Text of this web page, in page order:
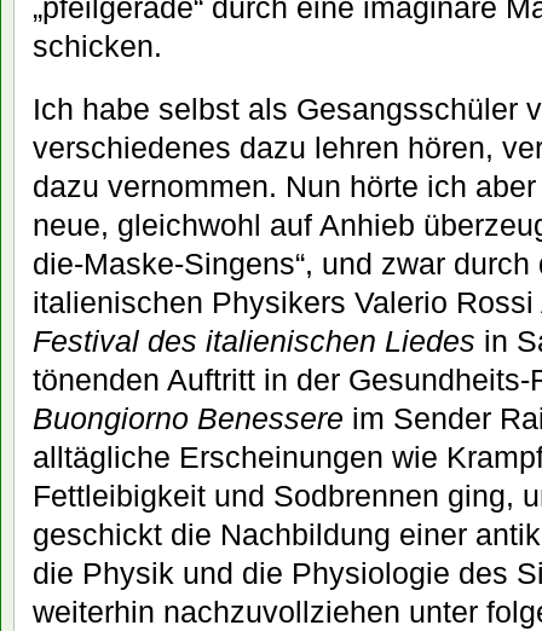
schicken.
Ich habe selbst als Gesangsschüler
verschiedenes dazu lehren hören,
dazu vernommen. Nun hörte ich
neue, gleichwohl auf Anhieb
die-Maske-Singens“, und zwar
italienischen Physikers Valerio
Festival des italienischen Liedes in
tönenden Auftritt in der Gesundheits-
Buongiorno Benessere im Sender
alltägliche Erscheinungen wie
Fettleibigkeit und Sodbrennen ging,
geschickt die Nachbildung einer
die Physik und die Physiologie des
weiterhin nachzuvollziehen unter